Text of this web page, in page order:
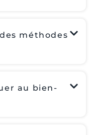
méthodes
au bien-